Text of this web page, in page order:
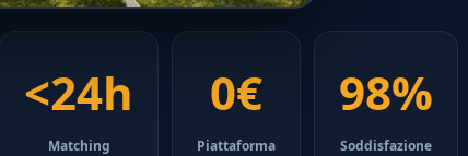
<24h
Matching
0€
Piattaforma
98%
Soddisfazione